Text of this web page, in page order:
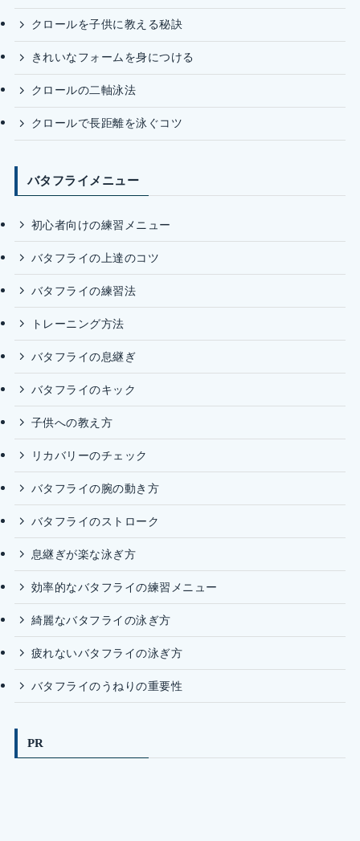
クロールを子供に教える秘訣
きれいなフォームを身につける
クロールの二軸泳法
クロールで長距離を泳ぐコツ
バタフライメニュー
初心者向けの練習メニュー
バタフライの上達のコツ
バタフライの練習法
トレーニング方法
バタフライの息継ぎ
バタフライのキック
子供への教え方
リカバリーのチェック
バタフライの腕の動き方
バタフライのストローク
息継ぎが楽な泳ぎ方
効率的なバタフライの練習メニュー
綺麗なバタフライの泳ぎ方
疲れないバタフライの泳ぎ方
バタフライのうねりの重要性
PR